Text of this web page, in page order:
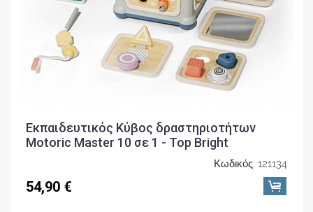
Εκπαιδευτικός Κύβος δραστηριοτήτων
Motoric Master 10 σε 1 - Top Bright
Κωδικός: 121134
54,90 €